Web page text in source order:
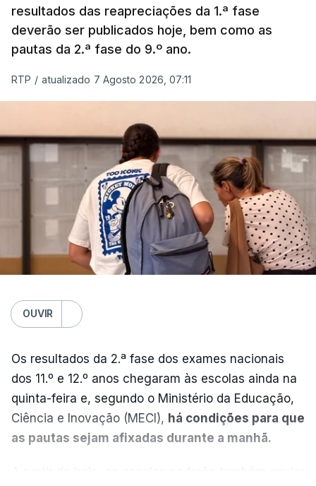
resultados das reapreciações da 1.ª fase
deverão ser publicados hoje, bem como as
pautas da 2.ª fase do 9.º ano.
RTP / atualizado 7 Agosto 2026, 07:11
OUVIR
Os resultados da 2.ª fase dos exames nacionais
dos 11.º e 12.º anos chegaram às escolas ainda na
quinta-feira e, segundo o Ministério da Educação,
Ciência e Inovação (MECI), há condições para que
as pautas sejam afixadas durante a manhã.